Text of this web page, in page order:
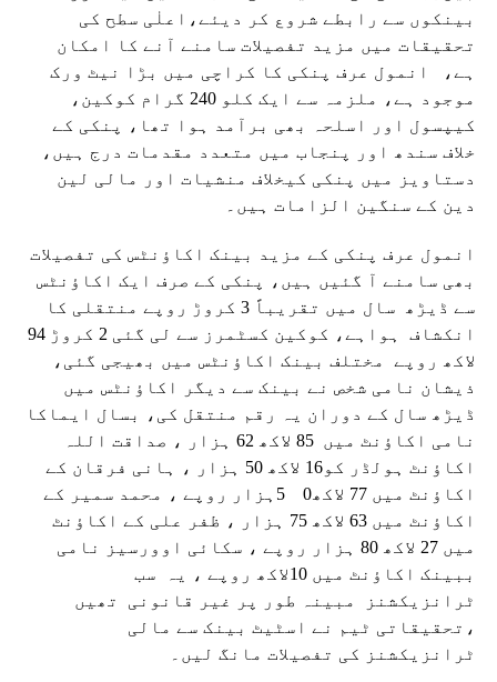
بینکوں سے رابطے شروع کر دیئے،اعلٰی سطح کی
تحقیقات میں مزید تفصیلات سامنے آنے کا امکان
ہے، انمول عرف پنکی کا کراچی میں بڑا نیٹ ورک
موجود ہے، ملزمہ سے ایک کلو 240 گرام کوکین،
کیپسول اور اسلحہ بھی برآمد ہوا تھا، پنکی کے
خلاف سندھ اور پنجاب میں متعدد مقدمات درج ہیں،
دستاویز میں پنکی کیخلاف منشیات اور مالی لین
دین کے سنگین الزامات ہیں۔
انمول عرف پنکی کے مزید بینک اکاؤنٹس کی تفصیلات
بھی سامنے آ گئیں ہیں، پنکی کے صرف ایک اکاؤنٹس
سے ڈیڑھ سال میں تقریباً 3 کروڑ روپے منتقلی کا
انکشاف ہواہے، کوکین کسٹمرز سے لی گئی 2 کروڑ 94
لاکھ روپے مختلف بینک اکاؤنٹس میں بھیجی گئی،
ذیشان نامی شخص نے بینک سے دیگر اکاؤنٹس میں
ڈیڑھ سال کے دوران یہ رقم منتقل کی، بسال ایماکا
نامی اکاؤنٹ میں 85 لاکھ 62 ہزار ، صداقت اللہ
اکاؤنٹ ہولڈر کو16 لاکھ 50 ہزار ، ہانی فرقان کے
اکاؤنٹ میں 77 لاکھ0 5ہزار روپے ، محمد سمیر کے
اکاؤنٹ میں 63 لاکھ 75 ہزار ، ظفر علی کے اکاؤنٹ
میں 27 لاکھ 80 ہزار روپے ، سکائی اوورسیز نامی
ببینک اکاؤنٹ میں 10لاکھ روپے ، یہ سب
ٹرانزیکشنز مبینہ طور پر غیر قانونی تھیں
،تحقیقاتی ٹیم نے اسٹیٹ بینک سے مالی
ٹرانزیکشنز کی تفصیلات مانگ لیں۔